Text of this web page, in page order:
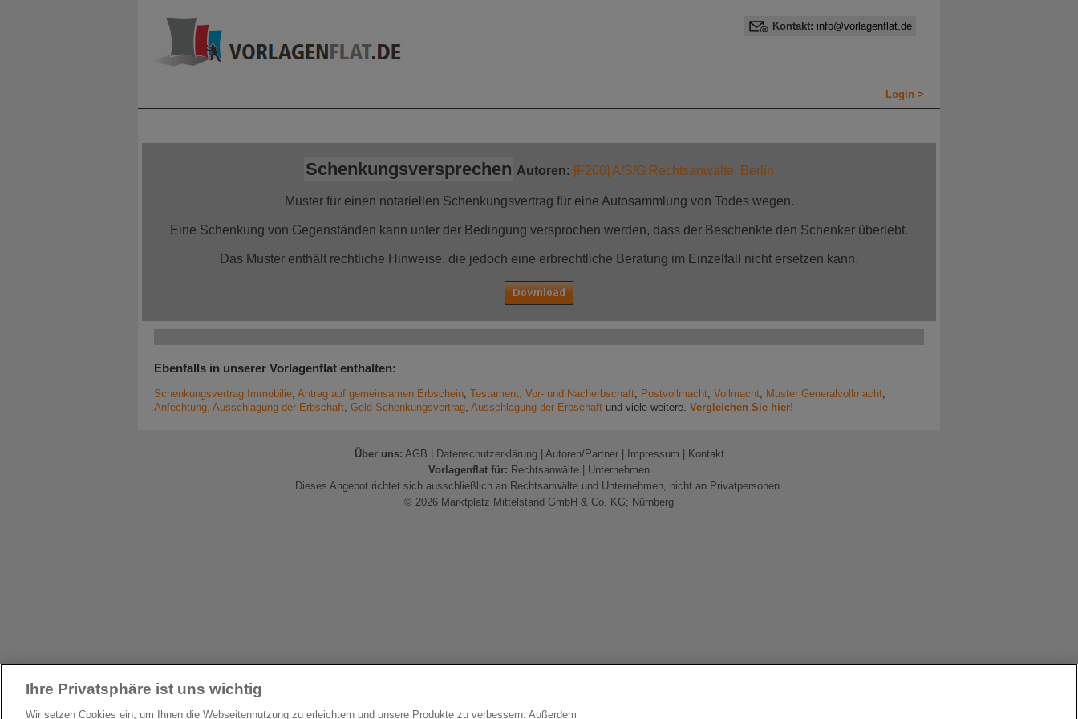
Kontakt: info@vorlagenflat.de
Login >
Schenkungsversprechen Autoren: [F200] A/S/G Rechtsanwälte, Berlin
Muster für einen notariellen Schenkungsvertrag für eine Autosammlung von Todes wegen.
Eine Schenkung von Gegenständen kann unter der Bedingung versprochen werden, dass der Beschenkte den Schenker überlebt.
Das Muster enthält rechtliche Hinweise, die jedoch eine erbrechtliche Beratung im Einzelfall nicht ersetzen kann.
Ebenfalls in unserer Vorlagenflat enthalten:
Schenkungsvertrag Immobilie, Antrag auf gemeinsamen Erbschein, Testament, Vor- und Nacherbschaft, Postvollmacht, Vollmacht, Muster Generalvollmacht,
Anfechtung, Ausschlagung der Erbschaft, Geld-Schenkungsvertrag, Ausschlagung der Erbschaft und viele weitere. Vergleichen Sie hier!
Über uns: AGB Datenschutzerklärung| Autoren/Partner| Impressum
Kontakt
Vorlagenflat für: Rechtsanwälte
Unternehmen
Dieses Angebot richtet sich ausschließlich an Rechtsanwälte und Unternehmen, nicht an Privatpersonen.
© 2026 Marktplatz Mittelstand GmbH & Co. KG; Nürnberg
Ihre Privatsphäre ist uns wichtig
Wir setzen Cookies ein, um Ihnen die Webseitennutzung zu erleichtern und unsere Produkte zu verbessern. Außerdem